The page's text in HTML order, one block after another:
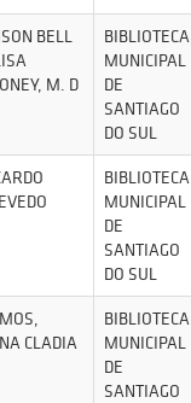
BELL
M. D
BIBLIOTECA
MUNICIPAL
DE
SANTIAGO
DO SUL
BIBLIOTECA
MUNICIPAL
DE
SANTIAGO
DO SUL
CLADIA
BIBLIOTECA
MUNICIPAL
DE
SANTIAGO